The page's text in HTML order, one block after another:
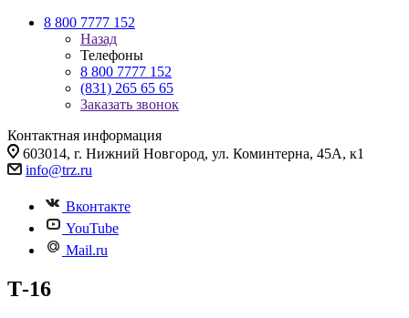
8 800 7777 152
Назад
Телефоны
8 800 7777 152
(831) 265 65 65
Заказать звонок
Контактная информация
603014, г. Нижний Новгород, ул. Коминтерна, 45А, к1
info@trz.ru
Вконтакте
YouTube
Mail.ru
Т-16